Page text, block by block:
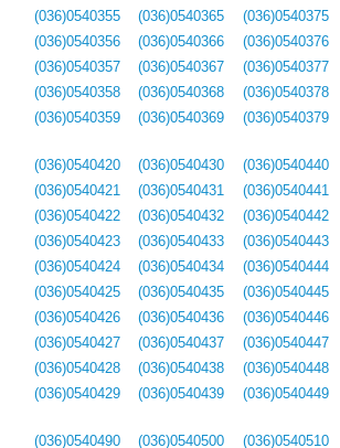
(036)0540355
(036)0540356
(036)0540357
(036)0540358
(036)0540359
(036)0540365
(036)0540366
(036)0540367
(036)0540368
(036)0540369
(036)0540375
(036)0540376
(036)0540377
(036)0540378
(036)0540379
(036)0540420
(036)0540421
(036)0540422
(036)0540423
(036)0540424
(036)0540425
(036)0540426
(036)0540427
(036)0540428
(036)0540429
(036)0540430
(036)0540431
(036)0540432
(036)0540433
(036)0540434
(036)0540435
(036)0540436
(036)0540437
(036)0540438
(036)0540439
(036)0540440
(036)0540441
(036)0540442
(036)0540443
(036)0540444
(036)0540445
(036)0540446
(036)0540447
(036)0540448
(036)0540449
(036)0540490 (036)0540500 (036)0540510